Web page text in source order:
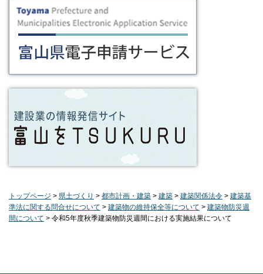
トップページ > 県土づくり > 都市計画・建築 > 建築 > 建築関係法令 > 建築基
準法に関する問合せについて > 建築物の維持保全等について > 建築物防災週
間について > 令和5年度秋季建築物防災週間における実施結果について